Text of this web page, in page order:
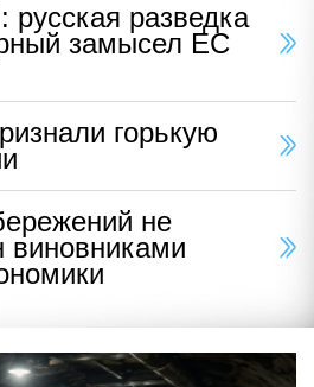
русская разведка
замысел ЕС
горькую
не
виновниками